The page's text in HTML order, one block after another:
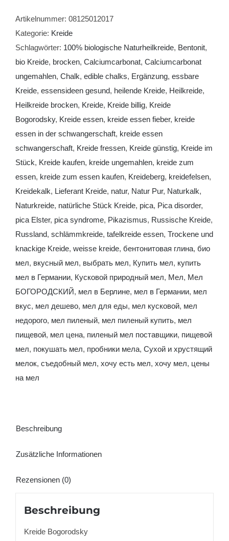
Artikelnummer: 08125012017
Kategorie: Kreide
Schlagwörter: 100% biologische Naturheilkreide, Bentonit,
bio Kreide, brocken, Calciumcarbonat, Calciumcarbonat
ungemahlen, Chalk, edible chalks, Ergänzung, essbare
Kreide, essensideen gesund, heilende Kreide, Heilkreide,
Heilkreide brocken, Kreide, Kreide billig, Kreide
Bogorodsky, Kreide essen, kreide essen fieber, kreide
essen in der schwangerschaft, kreide essen
schwangerschaft, Kreide fressen, Kreide günstig, Kreide im
Stück, Kreide kaufen, kreide ungemahlen, kreide zum
essen, kreide zum essen kaufen, Kreideberg, kreidefelsen,
Kreidekalk, Lieferant Kreide, natur, Natur Pur, Naturkalk,
Naturkreide, natürliche Stück Kreide, pica, Pica disorder,
pica Elster, pica syndrome, Pikazismus, Russische Kreide,
Russland, schlämmkreide, tafelkreide essen, Trockene und
knackige Kreide, weisse kreide, бентонитовая глина, био
мел, вкусный мел, выбрать мел, Купить мел, купить
мел в Германии, Кусковой природный мел, Мел, Мел
БОГОРОДСКИЙ, мел в Берлине, мел в Германии, мел
вкус, мел дешево, мел для еды, мел кусковой, мел
недорого, мел пиленый, мел пиленый купить, мел
пищевой, мел цена, пиленый мел поставщики, пищевой
мел, покушать мел, пробники мела, Сухой и хрустящий
мелок, съедобный мел, хочу есть мел, хочу мел, цены
на мел
Beschreibung
Zusätzliche Informationen
Rezensionen (0)
Beschreibung
Kreide Bogorodsky